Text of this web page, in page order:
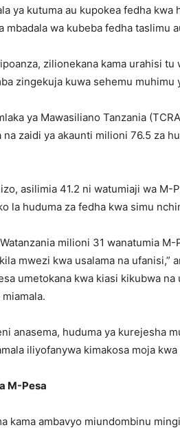
ya kutuma au kupokea fedha kwa
mbadala wa kubeba fedha taslimu
zilionekana kama urahisi tu
zingekuja kuwa sehemu muhimu
ya Mawasiliano Tanzania
na zaidi ya akaunti milioni 76.5 za
asilimia 41.2 ni watumiaji wa
la huduma za fedha kwa simu
milioni 31 wanatumia
mwezi kwa usalama na ufanisi,”
umetokana kwa kiasi kikubwa
anasema, huduma ya kurejesha
iliyofanywa kimakosa moja
M-Pesa
kama ambavyo miundombinu